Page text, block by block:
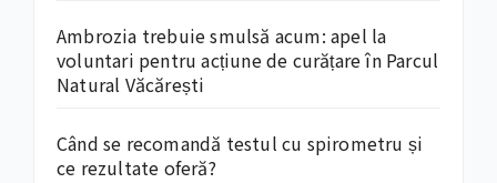
Ambrozia trebuie smulsă acum: apel la
voluntari pentru acțiune de curățare în Parcul
Natural Văcărești
Când se recomandă testul cu spirometru și
ce rezultate oferă?